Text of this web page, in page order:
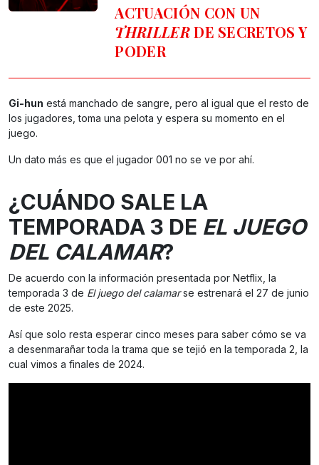
ACTUACIÓN CON UN
THRILLERDE SECRETOS Y
PODER
Gi-hun está manchado de sangre, pero al igual que el resto de
los jugadores, toma una pelota y espera su momento en el
juego.
Un dato más es que el jugador 001 no se ve por ahí.
¿CUÁNDO SALE LA
TEMPORADA 3 DE EL JUEGO
DEL CALAMAR?
De acuerdo con la información presentada por Netflix, la
temporada 3 de El juego del calamarse estrenará el 27 de junio
de este 2025.
Así que solo resta esperar cinco meses para saber cómo se va
a desenmarañar toda la trama que se tejió en la temporada 2, la
cual vimos a finales de 2024.